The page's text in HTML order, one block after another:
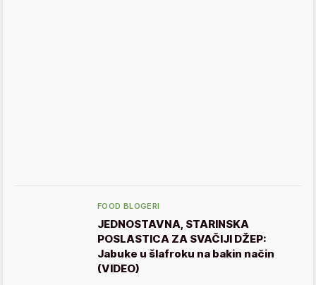
FOOD BLOGERI
JEDNOSTAVNA, STARINSKA
POSLASTICA ZA SVAČIJI DŽEP:
Jabuke u šlafroku na bakin način
(VIDEO)